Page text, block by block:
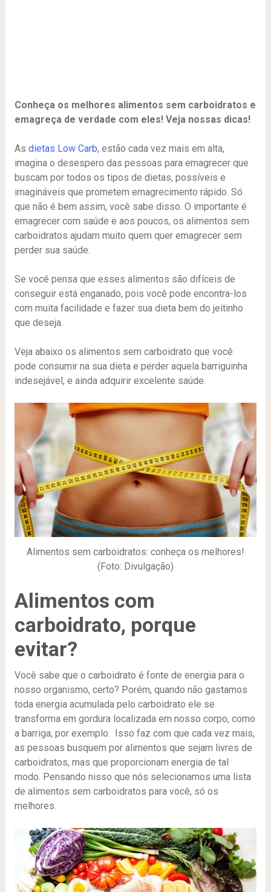
Conheça os melhores alimentos sem carboidratos e
emagreça de verdade com eles! Veja nossas dicas!
As dietas Low Carb, estão cada vez mais em alta,
imagina o desespero das pessoas para emagrecer que
buscam por todos os tipos de dietas, possíveis e
imagináveis que prometem emagrecimento rápido. Só
que não é bem assim, você sabe disso. O importante é
emagrecer com saúde e aos poucos, os alimentos sem
carboidratos ajudam muito quem quer emagrecer sem
perder sua saúde.
Se você pensa que esses alimentos são difíceis de
conseguir está enganado, pois você pode encontra-los
com muita facilidade e fazer sua dieta bem do jeitinho
que deseja.
Veja abaixo os alimentos sem carboidrato que você
pode consumir na sua dieta e perder aquela barriguinha
indesejável, e ainda adquirir excelente saúde.
Alimentos sem carboidratos: conheça os melhores!
(Foto: Divulgação)
Alimentos com
carboidrato, porque
evitar?
Você sabe que o carboidrato é fonte de energia para o
nosso organismo, certo? Porém, quando não gastamos
toda energia acumulada pelo carboidrato ele se
transforma em gordura localizada em nosso corpo, como
a barriga, por exemplo. Isso faz com que cada vez mais,
as pessoas busquem por alimentos que sejam livres de
carboidratos, mas que proporcionam energia de tal
modo. Pensando nisso que nós selecionamos uma lista
de alimentos sem carboidratos para você, só os
melhores.